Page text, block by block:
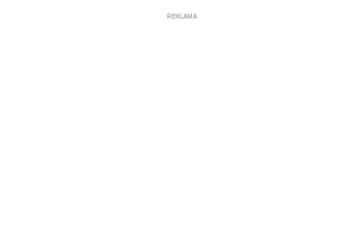
REKLAMA